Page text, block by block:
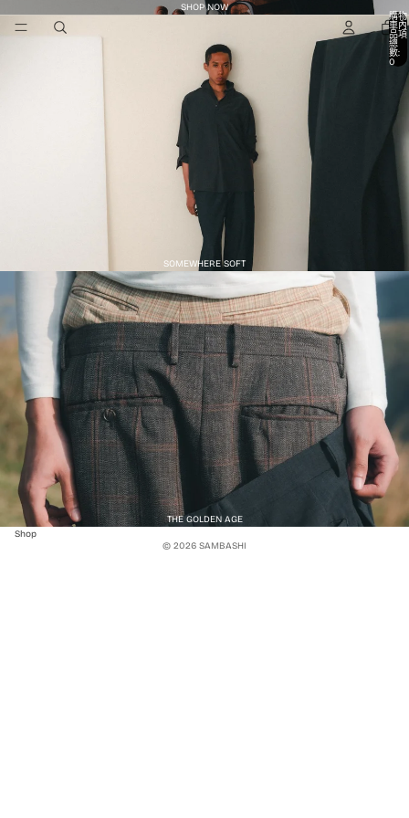
購物
車內
品項
總
數:
0
SHOP NOW
SOMEWHERE SOFT
THE GOLDEN AGE
Shop
© 2026 SAMBASHI